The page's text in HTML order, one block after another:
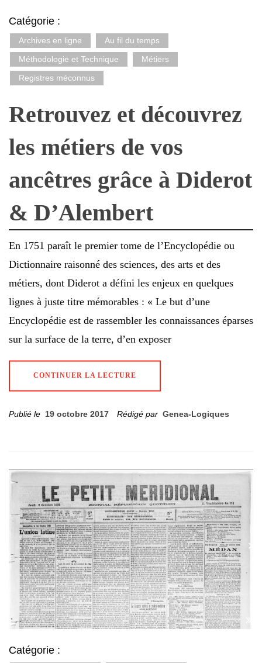
Catégorie :
Archives en ligne
Au fil du temps
Méthodologie et Technique
Métiers
Registres méconnus
Retrouvez et découvrez
les métiers de vos
ancêtres grâce à Diderot
& D’Alembert
En 1751 paraît le premier tome de l’Encyclopédie ou
Dictionnaire raisonné des sciences, des arts et des
métiers, dont Diderot a défini les enjeux en quelques
lignes à juste titre mémorables : « Le but d’une
Encyclopédie est de rassembler les connaissances éparses
sur la surface de la terre, d’en exposer
CONTINUER LA LECTURE
Publié le 19 octobre 2017 Rédigé par Genea-Logiques
Catégorie :